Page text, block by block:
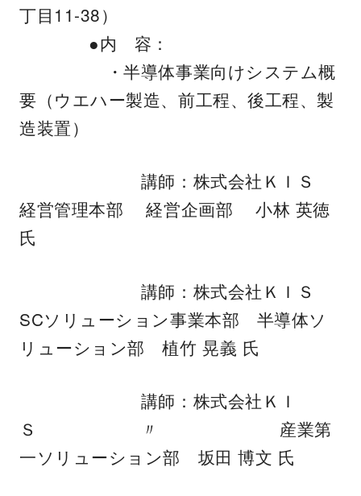
丁目11-38）
●内 容：
・半導体事業向けシステム概
要（ウエハー製造、前工程、後工程、製
造装置）
講師：株式会社ＫＩＳ
経営管理本部 経営企画部 小林 英徳
氏
講師：株式会社ＫＩＳ
SCソリューション事業本部 半導体ソ
リューション部 植竹 晃義 氏
講師：株式会社ＫＩ
Ｓ 〃 産業第
一ソリューション部 坂田 博文 氏